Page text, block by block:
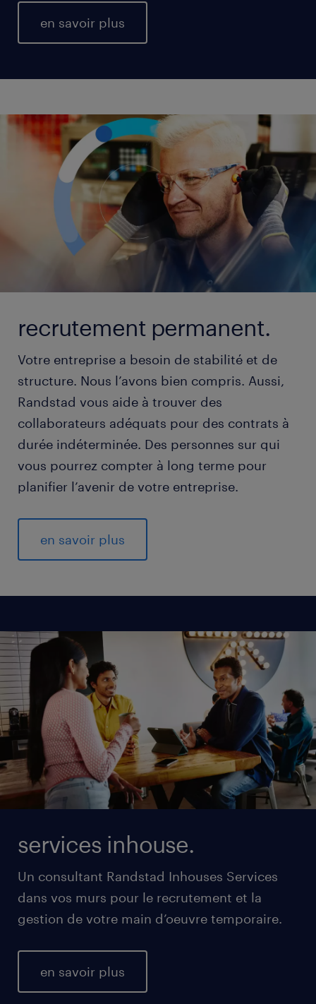
en savoir plus
recrutement permanent.
Votre entreprise a besoin de stabilité et de
structure. Nous l’avons bien compris. Aussi,
Randstad vous aide à trouver des
collaborateurs adéquats pour des contrats à
durée indéterminée. Des personnes sur qui
vous pourrez compter à long terme pour
planifier l’avenir de votre entreprise.
en savoir plus
services inhouse.
Un consultant Randstad Inhouses Services
dans vos murs pour le recrutement et la
gestion de votre main d’oeuvre temporaire.
en savoir plus